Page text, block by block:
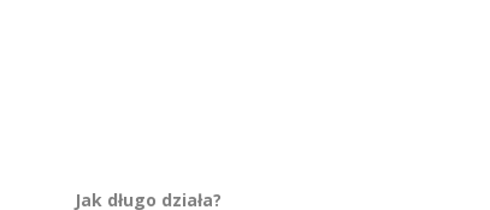
Jak długo działa?